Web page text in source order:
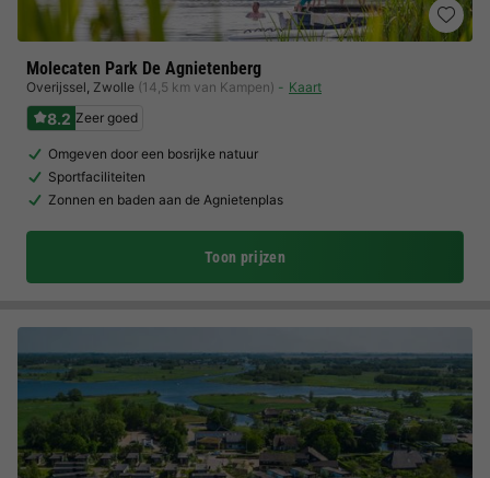
Molecaten Park De Agnietenberg
Overijssel, Zwolle (14,5 km van Kampen) Kaart
8.2 Zeer goed
Omgeven door een bosrijke natuur
Sportfaciliteiten
Zonnen en baden aan de Agnietenplas
Toon prijzen